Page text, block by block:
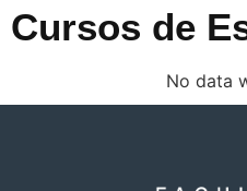
Cursos de
No data